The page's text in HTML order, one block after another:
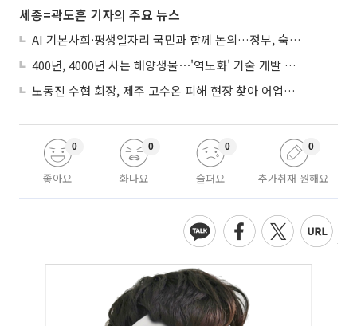
세종=곽도흔 기자의 주요 뉴스
AI 기본사회·평생일자리 국민과 함께 논의…정부, 숙의공론화 착수
400년, 4000년 사는 해양생물⋯'역노화' 기술 개발 추진
노동진 수협 회장, 제주 고수온 피해 현장 찾아 어업인 지원 점검
좋아요
0
화나요
0
슬퍼요
0
추가취재 원해요
0